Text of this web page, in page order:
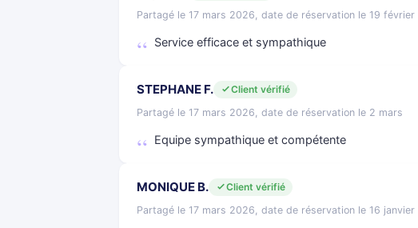
Partagé le 17 mars 2026, date de réservation le 19 février
Service efficace et sympathique
STEPHANE F.
Client vérifié
Partagé le 17 mars 2026, date de réservation le 2 mars
Equipe sympathique et compétente
MONIQUE B.
Client vérifié
Partagé le 17 mars 2026, date de réservation le 16 janvier